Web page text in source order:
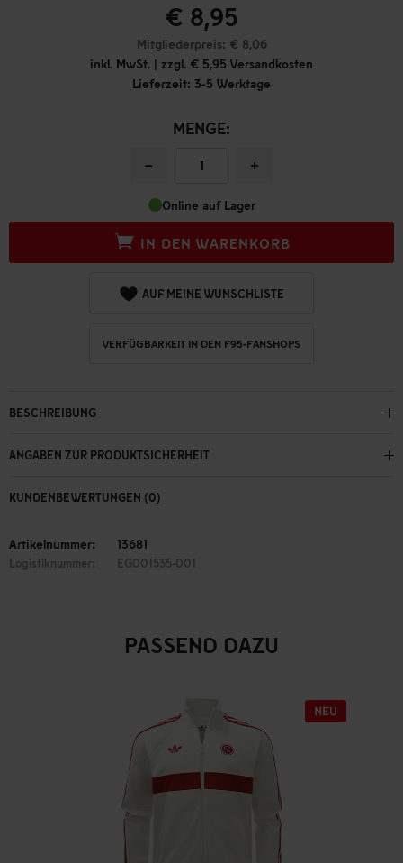
€ 8,95
Mitgliederpreis: € 8,06
inkl. MwSt. | zzgl. € 5,95 Versandkosten
Lieferzeit: 3-5 Werktage
MENGE:
− +
Online auf Lager
IN DEN WARENKORB
AUF MEINE WUNSCHLISTE
VERFÜGBARKEIT IN DEN F95-FANSHOPS
BESCHREIBUNG
ANGABEN ZUR PRODUKTSICHERHEIT
KUNDENBEWERTUNGEN (0)
Artikelnummer: 13681
Logistiknummer: EG001535-001
PASSEND DAZU